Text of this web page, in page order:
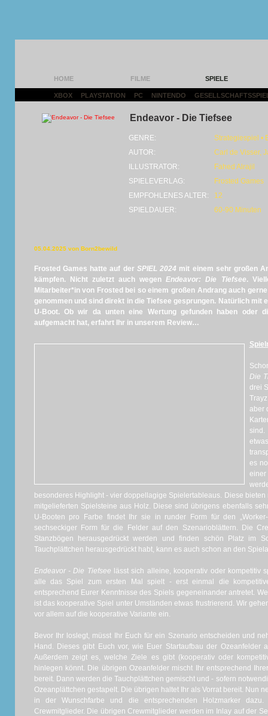
HOME FILME SPIELE
XBOX PLAYSTATION PC NINTENDO
Endeavor - Die Tiefsee
GENRE:
Strategiespiel •
AUTOR:
Carl de Visser,
ILLUSTRATOR:
Fahed Alrajil
SPIELEVERLAG:
Frosted Games
EMPFOHLENES ALTER:
12
SPIELDAUER:
60-90 Minuten
05.04.2025 von Born2bewild
Frosted Games hatte auf der SPIEL 2024 mit einem sehr großen
kämpfen. Nicht zuletzt auch wegenEndeavor: Die Tiefsee.
Mitarbeiter*in von Frosted bei so einem großen Andrang auch
genommen und sind direkt in die Tiefsee gesprungen. Natürlich mit
U-Boot. Ob wir da unten eine Wertung gefunden haben oder
aufgemacht hat, erfahrt Ihr in unserem Review…
Die
drei
aber
es
besonderes Highlight - vier doppellagige Spielertableaus. Diese
mitgelieferten Spielsteine aus Holz. Diese sind übrigens ebenfalls
U-Booten pro Farbe findet Ihr sie in runder Form für den
sechseckiger Form für die Felder auf den Szenarioblättern. Die
Stanzbögen herausgedrückt werden und finden schön Platz im
Tauchplättchen herausgedrückt habt, kann es auch schon an den
Endeavor - Die Tiefsee lässt sich alleine, kooperativ oder kompetitiv
alle das Spiel zum ersten Mal spielt - erst einmal die
entsprechend Eurer Kenntnisse des Spiels gegeneinander antretet.
ist das kooperative Spiel unter Umständen etwas frustrierend. Wir
vor allem auf die kooperative Variante ein.
Bevor Ihr loslegt, müsst Ihr Euch für ein Szenario entscheiden und
Hand. Dieses gibt Euch vor, wie Euer Startaufbau der Ozeanfelder
Außerdem zeigt es, welche Ziele es gibt (kooperativ oder
hinlegen könnt. Die übrigen Ozeanfelder mischt Ihr entsprechend
bereit. Dann werden die Tauchplättchen gemischt und - sofern
Ozeanplättchen gestapelt. Die übrigen haltet Ihr als Vorrat bereit. Nun
in der Wunschfarbe und die entsprechenden Holzmarker
Crewmitglieder. Die übrigen Crewmitglieder werden im Inlay auf der